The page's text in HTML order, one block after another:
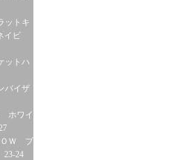
ットキ
イビ
ットハ
バイザ
ホワイ
ＯＷ ブ
23-24